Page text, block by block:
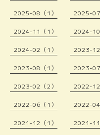
2025-08（1） 2025-07
2024-11（1） 2024-10
2024-02（1） 2023-12
2023-08（1） 2023-07
2023-02（2） 2022-12
2022-06（1） 2022-04
2021-12（1） 2021-11